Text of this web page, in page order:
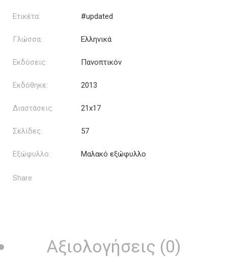
Ετικέτα: #updated
Γλώσσα: Ελληνικά
Εκδόσεις: Πανοπτικόν
Εκδόθηκε: 2013
Διαστάσεις: 21x17
Σελίδες: 57
Εξώφυλλο: Μαλακό εξώφυλλο
Share
Αξιολογήσεις (0)